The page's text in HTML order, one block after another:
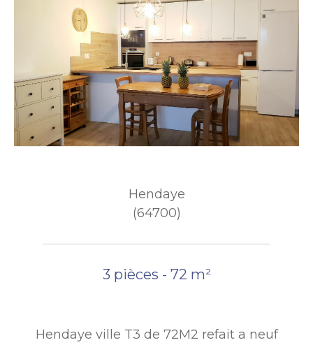
Hendaye
(64700)
3 pièces - 72 m²
Hendaye ville T3 de 72M2 refait a neuf